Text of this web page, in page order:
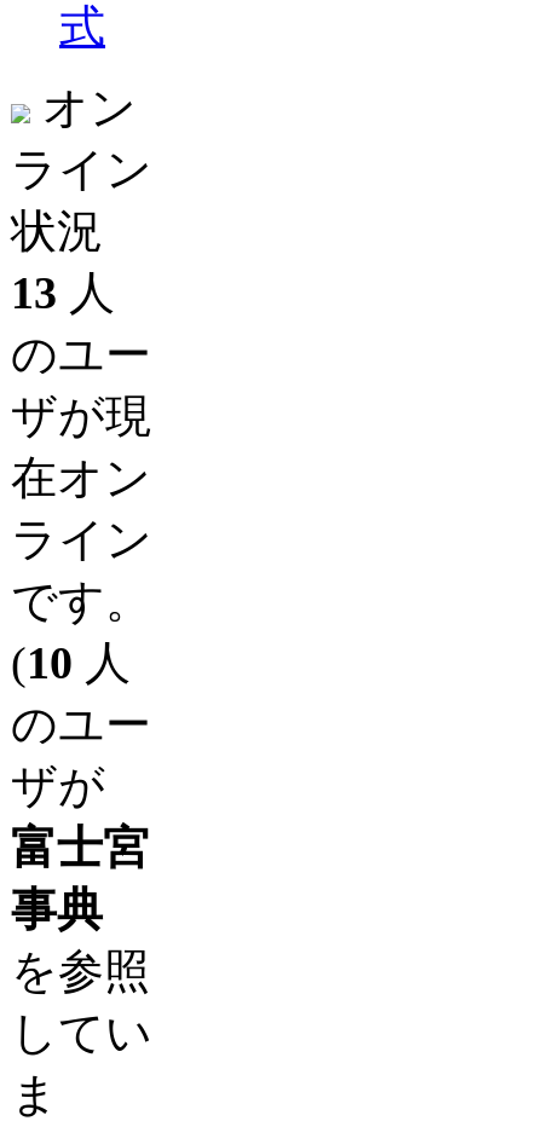
式
オン
ライン
状況
13 人
のユー
ザが現
在オン
ライン
です。
(10 人
のユー
ザが
富士宮
事典
を参照
してい
ま